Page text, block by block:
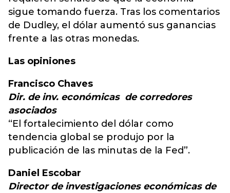
sigue tomando fuerza. Tras los comentarios
de Dudley, el dólar aumentó sus ganancias
frente a las otras monedas.
Las opiniones
Francisco Chaves
Dir. de inv. económicas de corredores
asociados
“El fortalecimiento del dólar como
tendencia global se produjo por la
publicación de las minutas de la Fed”.
Daniel Escobar
Director de investigaciones económicas de